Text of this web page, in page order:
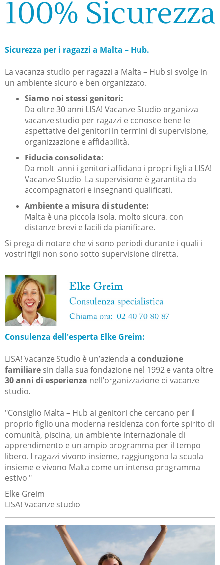
100% Sicurezza
Sicurezza per i ragazzi a Malta – Hub.
La vacanza studio per ragazzi a Malta – Hub si svolge in
un ambiente sicuro e ben organizzato.
Siamo noi stessi genitori:
Da oltre 30 anni LISA! Vacanze Studio organizza
vacanze studio per ragazzi e conosce bene le
aspettative dei genitori in termini di supervisione,
organizzazione e affidabilità.
Fiducia consolidata:
Da molti anni i genitori affidano i propri figli a LISA!
Vacanze Studio. La supervisione è garantita da
accompagnatori e insegnanti qualificati.
Ambiente a misura di studente:
Malta è una piccola isola, molto sicura, con
distanze brevi e facili da pianificare.
Si prega di notare che vi sono periodi durante i quali i
vostri figli non sono sotto supervisione diretta.
Consulenza dell'esperta Elke Greim:
LISA! Vacanze Studio è un’azienda a conduzione
familiare sin dalla sua fondazione nel 1992 e vanta oltre
30 anni di esperienza nell’organizzazione di vacanze
studio.
"Consiglio Malta – Hub ai genitori che cercano per il
proprio figlio una moderna residenza con forte spirito di
comunità, piscina, un ambiente internazionale di
apprendimento e un ampio programma per il tempo
libero. I ragazzi vivono insieme, raggiungono la scuola
insieme e vivono Malta come un intenso programma
estivo."
Elke Greim
LISA! Vacanze studio